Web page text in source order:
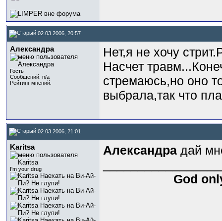
02.03.2006, 20:57
Александра
Гость
Сообщений: n/a
Рейтинг мнений:
Нет,я не хочу
Насчет
стремаюсь,но оно
выбрала,так что
02.03.2006, 21:01
Karitsa
I'm your drug
Александра дай
God